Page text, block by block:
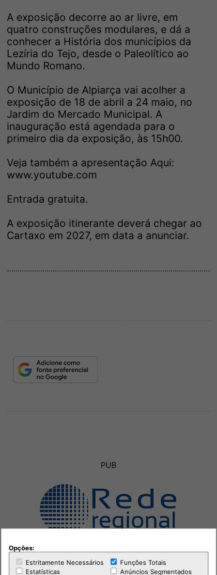
A exposição decorre ao ar livre, em
quatro construções modulares, e dá a
conhecer a História dos municípios da
Lezíria do Tejo, desde o Paleolítico ao
Mundo Romano.
O Município de Alpiarça vai acolher a
exposição de 18 de abril a 24 maio, no
Jardim do Mercado Municipal. A
inauguração está agendada para o
primeiro dia da exposição, às 15h00.
Veja também a apresentação Aqui:
www.youtube.com
Entrada gratuita.
A exposição itinerante deverá chegar ao
Cartaxo em 2027, em data a anunciar.
PUB
Opções:
Estritamente Necessários
Funções Totais
Estatísticas
Anúncios Segmentados